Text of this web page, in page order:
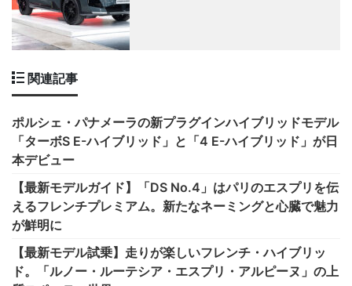
関連記事
ポルシェ・パナメーラの新プラグインハイブリッドモデル
「ターボS E-ハイブリッド」と「4 E-ハイブリッド」が日
本デビュー
【最新モデルガイド】「DS No.4」はパリのエスプリを伝
えるフレンチプレミアム。新たなネーミングと心臓で魅力
が鮮明に
【最新モデル試乗】走りが楽しいフレンチ・ハイブリッ
ド。「ルノー・ルーテシア・エスプリ・アルピーヌ」の上